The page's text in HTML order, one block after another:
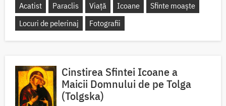
Acatist Paraclis Viață Icoane
Sfinte moaște
Locuri de pelerinaj
Fotografii
Cinstirea Sfintei Icoane a
Maicii Domnului de pe Tolga
(Tolgska)